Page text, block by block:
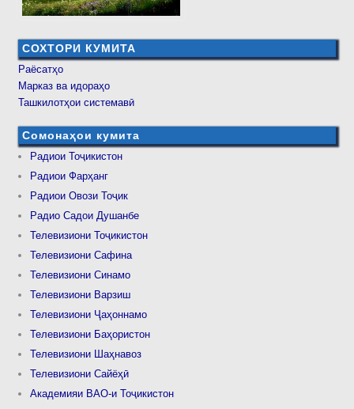
СОХТОРИ КУМИТА
Раёсатҳо
Марказ ва идораҳо
Ташкилотҳои системавӣ
Сомонаҳои кумита
Радиои Тоҷикистон
Радиои Фарҳанг
Радиои Овози Тоҷик
Радио Садои Душанбе
Телевизиони Тоҷикистон
Телевизиони Сафина
Телевизиони Синамо
Телевизиони Варзиш
Телевизиони Ҷаҳоннамо
Телевизиони Баҳористон
Телевизиони Шаҳнавоз
Телевизиони Сайёҳӣ
Академияи ВАО-и Тоҷикистон